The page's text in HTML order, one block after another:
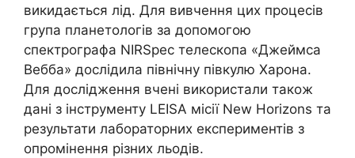
викидається лід. Для вивчення цих процесів
група планетологів за допомогою
спектрографа NIRSpec телескопа «Джеймса
Вебба» дослідила північну півкулю Харона.
Для дослідження вчені використали також
дані з інструменту LEISA місії New Horizons та
результати лабораторних експериментів з
опромінення різних льодів.